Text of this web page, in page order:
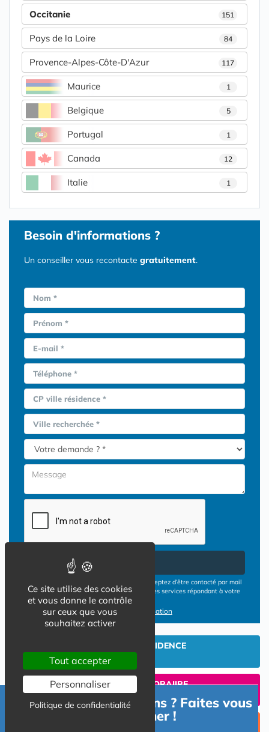
Occitanie 151
Pays de la Loire 84
Provence-Alpes-Côte-D'Azur 117
Maurice 1
Belgique 5
Portugal 1
Canada 12
Italie 1
Besoin d'informations ?
Un conseiller vous recontacte gratuitement.
Nom *
Prénom *
E-mail *
Téléphone *
CP ville résidence *
Ville recherchée *
En cliquant sur le bouton ENVOYER vous acceptez d’être contacté par mail
ou téléphone par les opérateurs de résidences services répondant à votre
demande
Conditions d'utilisation
INVESTIR EN RESIDENCE
UN SEJOUR TEMPORAIIRE
EN RESIDENCE SENIOR?
TROUVER UNE PLACE
Besoin d'informations ? Faites vous
accompagner !
Ce site utilise des cookies
et vous donne le contrôle
sur ceux que vous
souhaitez activer
Tout accepter
Personnaliser
Politique de confidentialité